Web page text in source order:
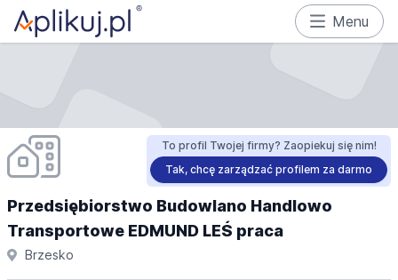
Menu
To profil Twojej firmy? Zaopiekuj się nim!
Tak, chcę zarządzać profilem za darmo
Przedsiębiorstwo Budowlano Handlowo
Transportowe EDMUND LEŚ praca
Brzesko